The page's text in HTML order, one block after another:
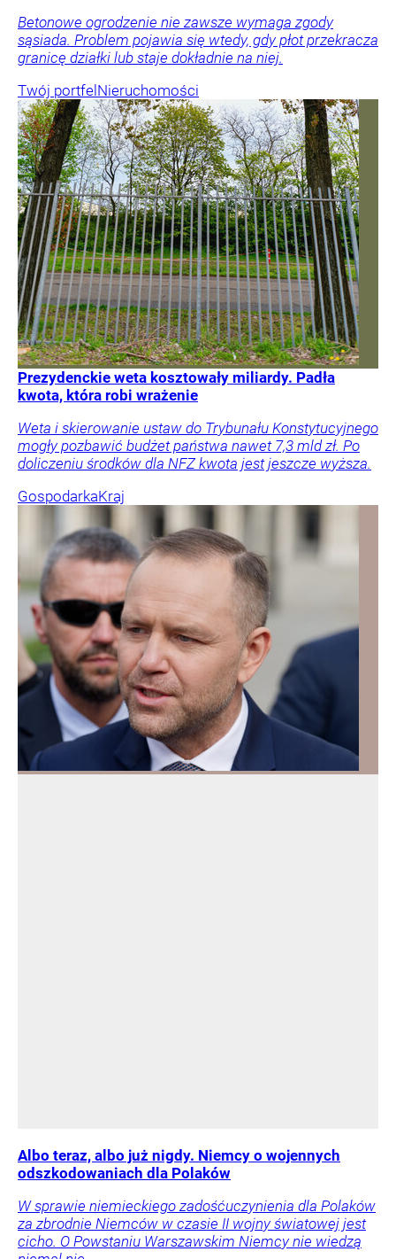
Betonowe ogrodzenie nie zawsze wymaga zgody
sąsiada. Problem pojawia się wtedy, gdy płot przekracza
granicę działki lub staje dokładnie na niej.
Twój portfel Nieruchomości
Prezydenckie weta kosztowały miliardy. Padła
kwota, która robi wrażenie
Weta i skierowanie ustaw do Trybunału Konstytucyjnego
mogły pozbawić budżet państwa nawet 7,3 mld zł. Po
doliczeniu środków dla NFZ kwota jest jeszcze wyższa.
GospodarkaKraj
Albo teraz, albo już nigdy. Niemcy o wojennych
odszkodowaniach dla Polaków
W sprawie niemieckiego zadośćuczynienia dla Polaków
za zbrodnie Niemców w czasie II wojny światowej jest
cicho. O Powstaniu Warszawskim Niemcy nie wiedzą